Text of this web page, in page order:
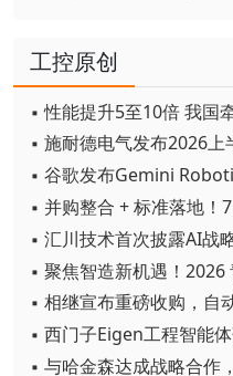
工控原创
▪ 并购整合 + 标准落地！